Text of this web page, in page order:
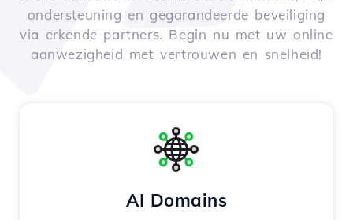
ondersteuning en gegarandeerde beveiliging
via erkende partners. Begin nu met uw online
aanwezigheid met vertrouwen en snelheid!
AI Domains